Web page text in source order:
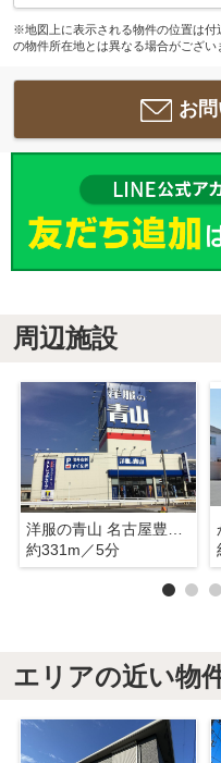
※地図上に表示される物件の位置は付
の物件所在地とは異なる場合がござい
お
周辺施設
洋服の青山 名古屋豊公橋店
約331m／5分
エリアの近い物